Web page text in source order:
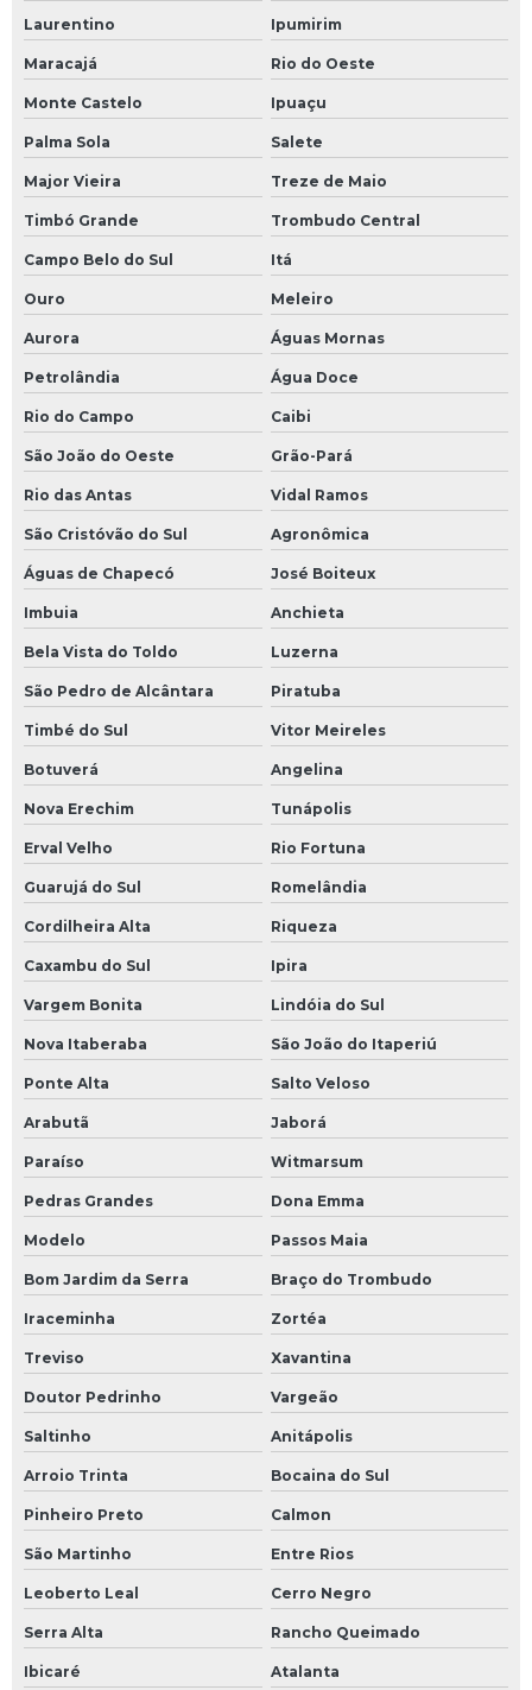
Laurentino Ipumirim
Maracajá Rio do Oeste
Monte Castelo Ipuaçu
Palma Sola Salete
Major Vieira Treze de Maio
Timbó Grande Trombudo Central
Campo Belo do Sul Itá
Ouro Meleiro
Aurora Águas Mornas
Petrolândia Água Doce
Rio do Campo Caibi
São João do Oeste Grão-Pará
Rio das Antas Vidal Ramos
São Cristóvão do Sul Agronômica
Águas de Chapecó José Boiteux
Imbuia Anchieta
Bela Vista do Toldo Luzerna
São Pedro de Alcântara Piratuba
Timbé do Sul Vitor Meireles
Botuverá Angelina
Nova Erechim Tunápolis
Erval Velho Rio Fortuna
Guarujá do Sul Romelândia
Cordilheira Alta Riqueza
Caxambu do Sul Ipira
Vargem Bonita Lindóia do Sul
Nova Itaberaba São João do Itaperiú
Ponte Alta Salto Veloso
Arabutã Jaborá
Paraíso Witmarsum
Pedras Grandes Dona Emma
Modelo Passos Maia
Bom Jardim da Serra Braço do Trombudo
Iraceminha Zortéa
Treviso Xavantina
Doutor Pedrinho Vargeão
Saltinho Anitápolis
Arroio Trinta Bocaina do Sul
Pinheiro Preto Calmon
São Martinho Entre Rios
Leoberto Leal Cerro Negro
Serra Alta Rancho Queimado
Ibicaré Atalanta